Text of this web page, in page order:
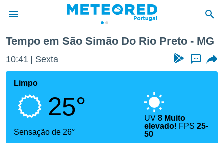
da
foi
fornecidas
a este
Tempo em São Simão Do Rio Preto - MG
10:42 Sexta ...
Limpo
25°
Sensação de 26°
UV8 Muito
elevado! FPS25-
50